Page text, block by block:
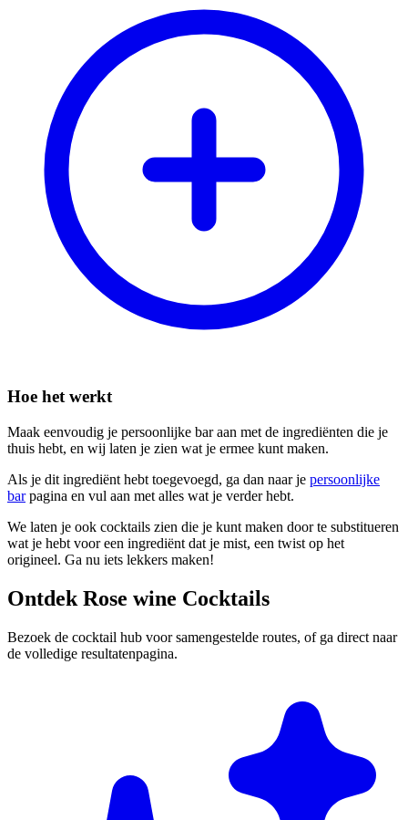
Hoe het werkt
Maak eenvoudig je persoonlijke bar aan met de ingrediënten die je
thuis hebt, en wij laten je zien wat je ermee kunt maken.
Als je dit ingrediënt hebt toegevoegd, ga dan naar je persoonlijke
barpagina en vul aan met alles wat je verder hebt.
We laten je ook cocktails zien die je kunt maken door te substitueren
wat je hebt voor een ingrediënt dat je mist, een twist op het
origineel. Ga nu iets lekkers maken!
Ontdek Rose wine Cocktails
Bezoek de cocktail hub voor samengestelde routes, of ga direct naar
de volledige resultatenpagina.